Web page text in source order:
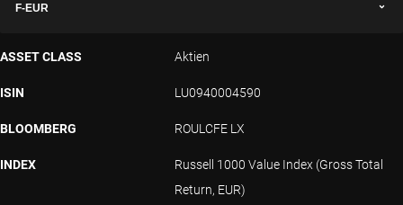
F-EUR
ASSET CLASS Aktien
ISIN LU0940004590
BLOOMBERG ROULCFE LX
INDEX
Russell 1000 Value Index (Gross Total
Return, EUR)